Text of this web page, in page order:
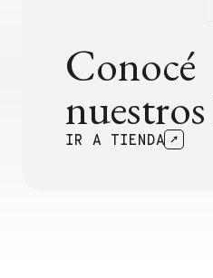
Conocé
IR A TIENDA